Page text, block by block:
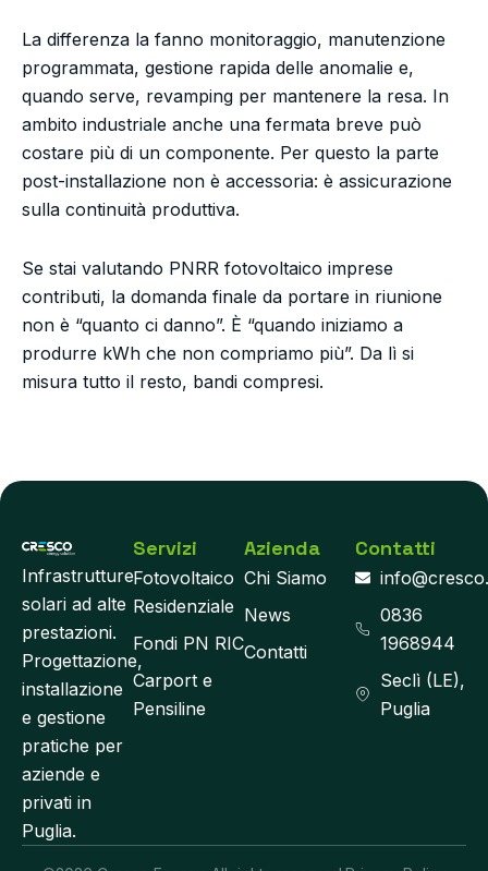
La differenza la fanno monitoraggio, manutenzione
programmata, gestione rapida delle anomalie e,
quando serve, revamping per mantenere la resa. In
ambito industriale anche una fermata breve può
costare più di un componente. Per questo la parte
post-installazione non è accessoria: è assicurazione
sulla continuità produttiva.
Se stai valutando PNRR fotovoltaico imprese
contributi, la domanda finale da portare in riunione
non è “quanto ci danno”. È “quando iniziamo a
produrre kWh che non compriamo più”. Da lì si
misura tutto il resto, bandi compresi.
Infrastrutture
solari ad alte
prestazioni.
Progettazione,
installazione
e gestione
pratiche per
aziende e
privati in
Puglia.
Servizi
Fotovoltaico
Residenziale
Fondi PN RIC
Carport e
Pensiline
Azienda
Chi Siamo
News
Contatti
Contatti
0836
1968944
Seclì (LE),
Puglia